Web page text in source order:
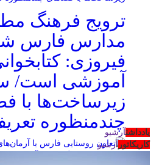
ترویج فرهنگ
مدارس فارس
فیروزی:
آموزشی است/
زیرساخت‌ها با
چندمنظوره
یادداشتآرشیو
کاریکاتور آرشیو